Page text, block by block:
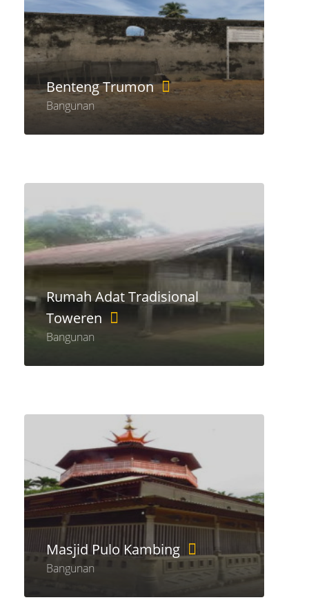
Benteng Trumon
Bangunan
Rumah Adat Tradisional
Toweren
Bangunan
Masjid Pulo Kambing
Bangunan